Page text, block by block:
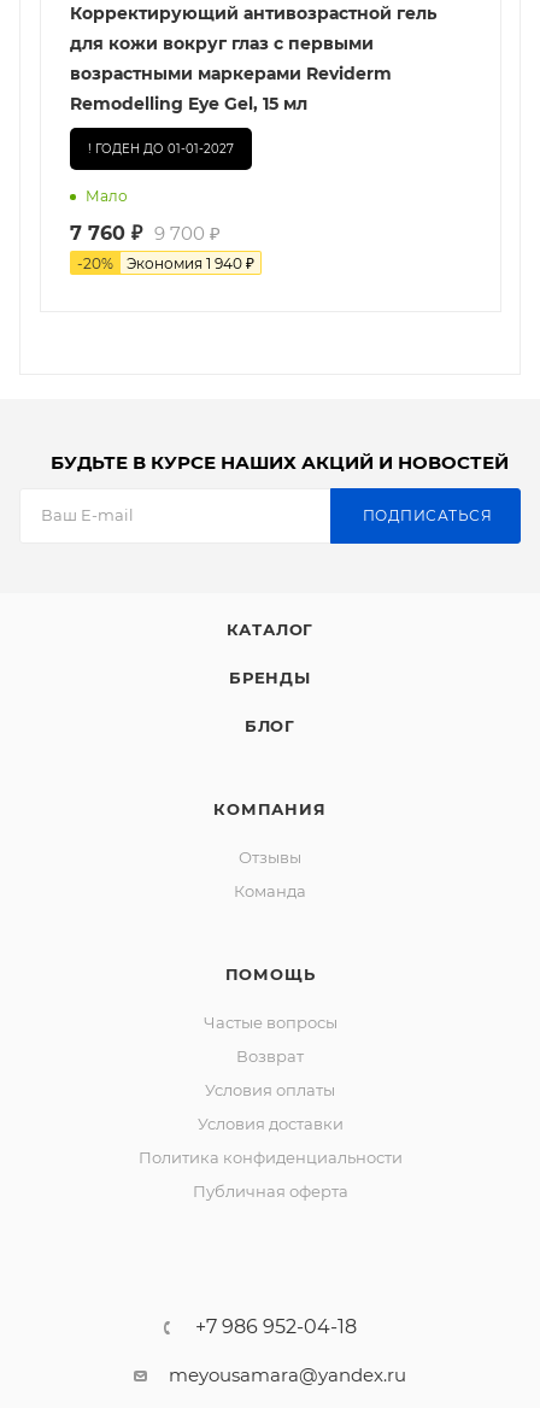
Корректирующий антивозрастной гель
для кожи вокруг глаз с первыми
возрастными маркерами Reviderm
Remodelling Eye Gel, 15 мл
! ГОДЕН ДО 01-01-2027
Мало
7 760 ₽ 9 700 ₽
-20% Экономия 1 940 ₽
БУДЬТЕ В КУРСЕ НАШИХ АКЦИЙ И НОВОСТЕЙ
ПОДПИСАТЬСЯ
КАТАЛОГ
БРЕНДЫ
БЛОГ
КОМПАНИЯ
Отзывы
Команда
ПОМОЩЬ
Частые вопросы
Возврат
Условия оплаты
Условия доставки
Политика конфиденциальности
Публичная оферта
+7 986 952-04-18
meyousamara@yandex.ru